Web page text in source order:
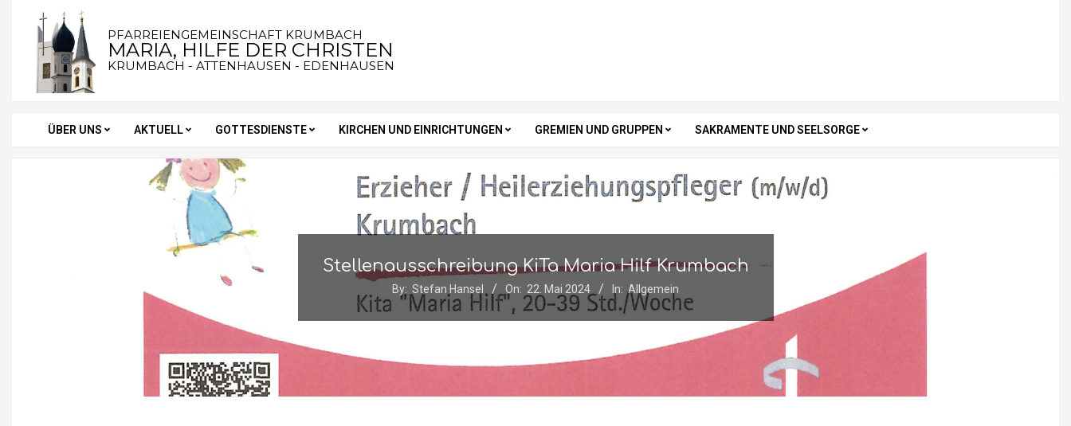
content
PFARREIENGEMEINSCHAFT KRUMBACH
MARIA, HILFE DER CHRISTEN
KRUMBACH - ATTENHAUSEN - EDENHAUSEN
Secondary
ÜBER UNS AKTUELL GOTTESDIENSTE KIRCHEN UND EINRICHTUNGEN GREMIEN UND GRUPPEN SAKRAMENTE UND SEELSORGE
Stellenausschreibung KiTa Maria Hilf Krumbach
By: Stefan Hansel On: 22. Mai 2024 In: Allgemein